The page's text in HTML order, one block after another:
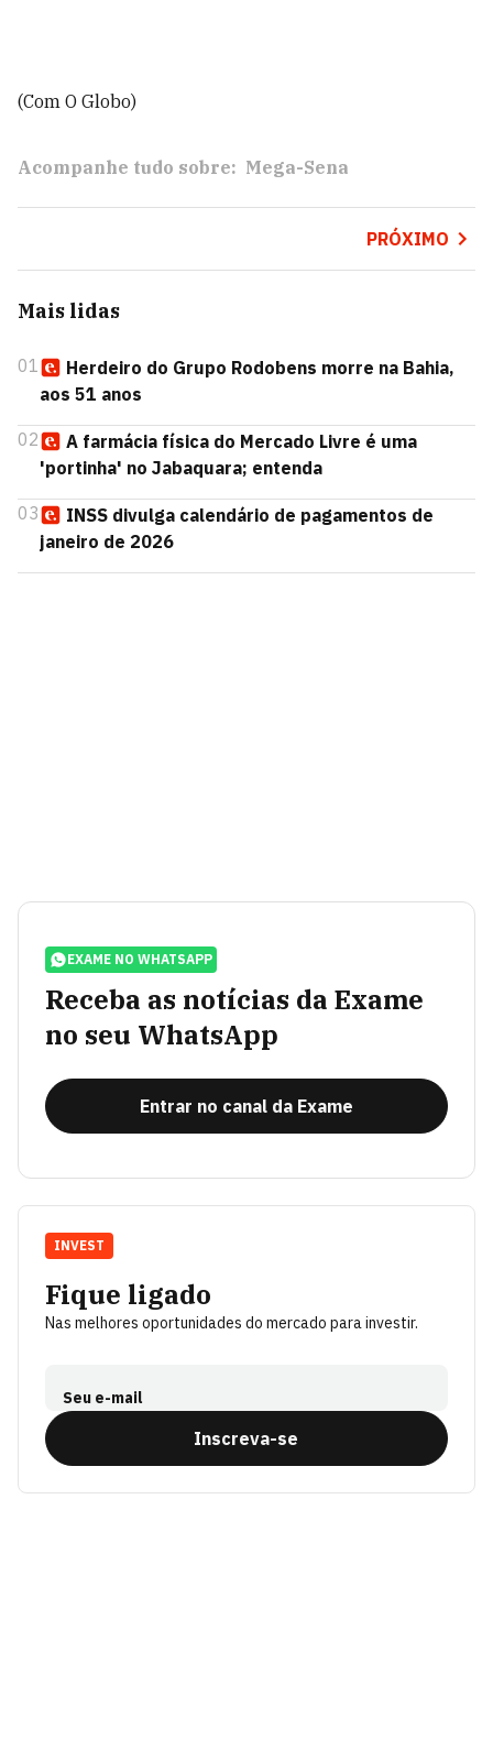
(Com O Globo)
Acompanhe tudo sobre: Mega-Sena
PRÓXIMO
Mais lidas
01
Herdeiro do Grupo Rodobens morre na Bahia,
aos 51 anos
02
A farmácia física do Mercado Livre é uma
'portinha' no Jabaquara; entenda
03
INSS divulga calendário de pagamentos de
janeiro de 2026
EXAME NO WHATSAPP
Receba as notícias da Exame
no seu WhatsApp
Entrar no canal da Exame
Fique ligado
Nas melhores oportunidades do mercado para investir.
Seu e-mail
Inscreva-se
INVEST